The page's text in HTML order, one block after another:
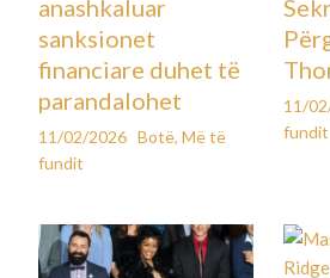
anashkaluar
sanksionet
financiare duhet të
parandalohet
11/02/2026 Botë,Më të
fundit
11/
fundit